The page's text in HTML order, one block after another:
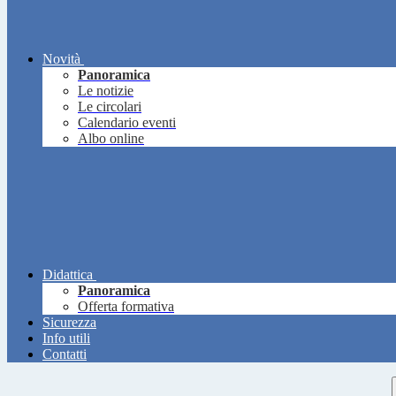
Novità
Panoramica
Le notizie
Le circolari
Calendario eventi
Albo online
Didattica
Panoramica
Offerta formativa
Sicurezza
Info utili
Contatti